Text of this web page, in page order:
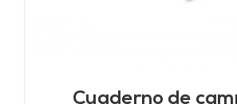
Cuaderno de